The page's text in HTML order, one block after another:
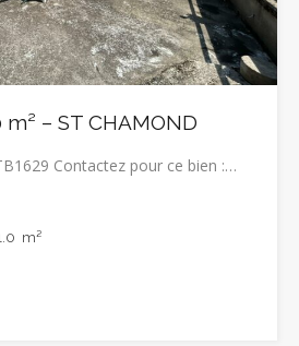
m² – ST CHAMOND
Contactez pour ce bien :…
m²